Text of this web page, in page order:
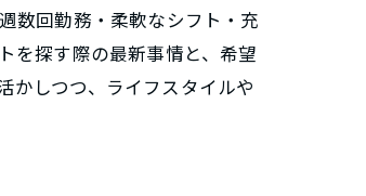
数回勤務・柔軟なシフト・充
を探す際の最新事情と、希望
かしつつ、ライフスタイルや